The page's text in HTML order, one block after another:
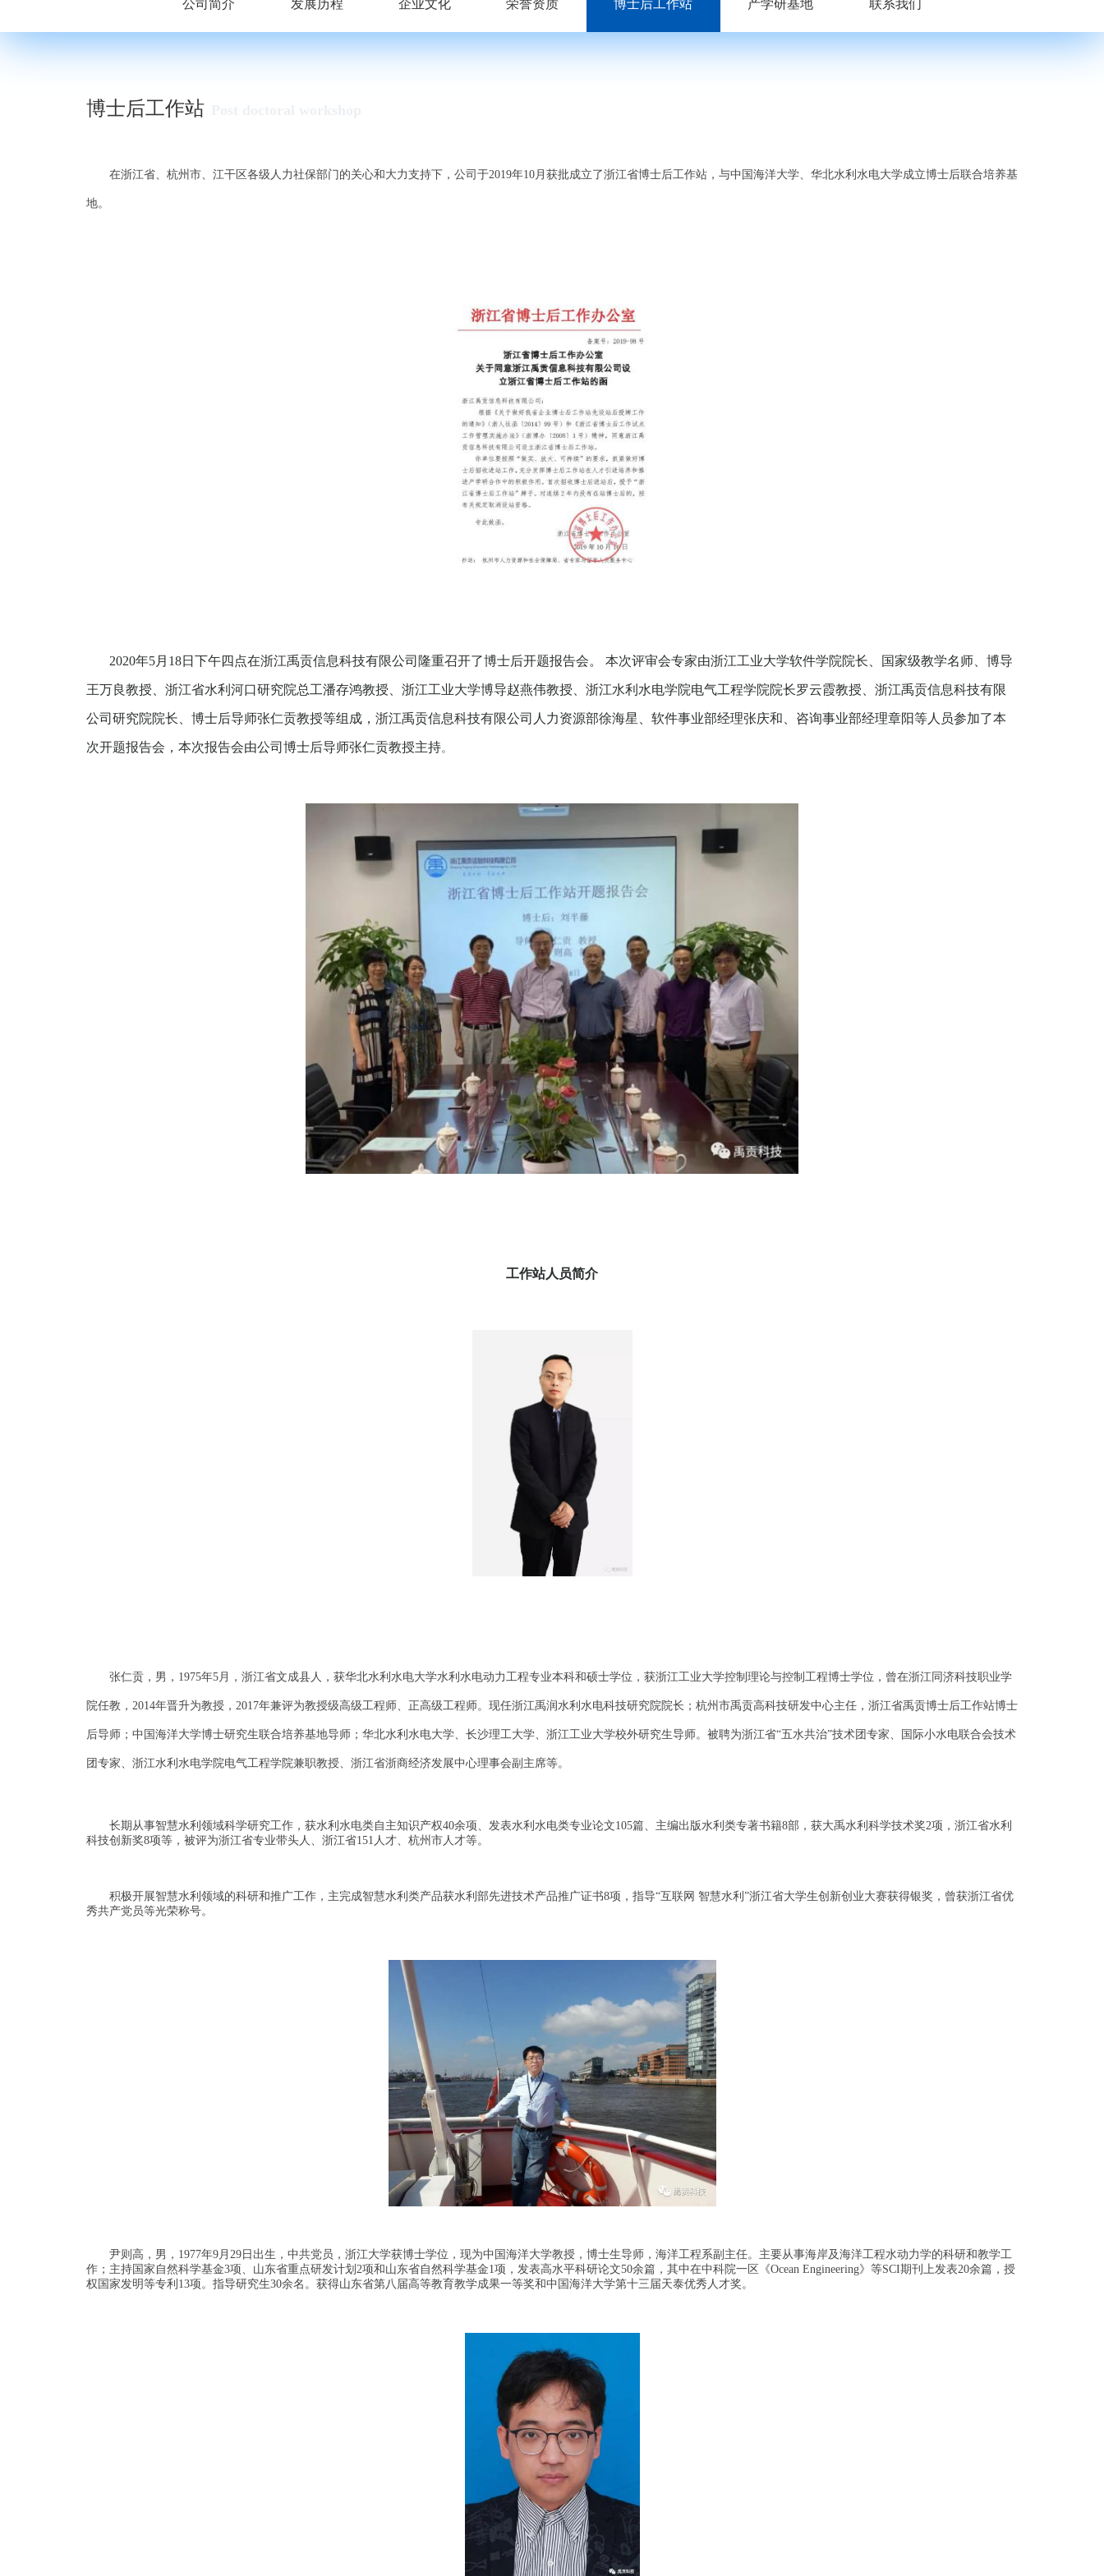
公司简介 发展历程 企业文化 荣誉资质 博士后工作站 产学研基地 联系我们
博士后工作站
在浙江省、杭州市、江干区各级人力社保部门的关心和大力支持下，公司于2019年10月获批成立了浙江省博士后工作站，与中国海洋大学、华北水利水电大学成立博士后联合培养基
地。
2020年5月18日下午四点在浙江禹贡信息科技有限公司隆重召开了博士后开题报告会。 本次评审会专家由浙江工业大学软件学院院长、国家级教学名师、博导
王万良教授、浙江省水利河口研究院总工潘存鸿教授、浙江工业大学博导赵燕伟教授、浙江水利水电学院电气工程学院院长罗云霞教授、浙江禹贡信息科技有限
公司研究院院长、博士后导师张仁贡教授等组成，浙江禹贡信息科技有限公司人力资源部徐海星、软件事业部经理张庆和、咨询事业部经理章阳等人员参加了本
次开题报告会，本次报告会由公司博士后导师张仁贡教授主持。
工作站人员简介
张仁贡，男，1975年5月，浙江省文成县人，获华北水利水电大学水利水电动力工程专业本科和硕士学位，获浙江工业大学控制理论与控制工程博士学位，曾在浙江同济科技职业学
院任教，2014年晋升为教授，2017年兼评为教授级高级工程师、正高级工程师。现任浙江禹润水利水电科技研究院院长；杭州市禹贡高科技研发中心主任，浙江省禹贡博士后工作站博士
后导师；中国海洋大学博士研究生联合培养基地导师；华北水利水电大学、长沙理工大学、浙江工业大学校外研究生导师。被聘为浙江省“五水共治”技术团专家、国际小水电联合会技术
团专家、浙江水利水电学院电气工程学院兼职教授、浙江省浙商经济发展中心理事会副主席等。
长期从事智慧水利领域科学研究工作，获水利水电类自主知识产权40余项、发表水利水电类专业论文105篇、主编出版水利类专著书籍8部，获大禹水利科学技术奖2项，浙江省水利
科技创新奖8项等，被评为浙江省专业带头人、浙江省151人才、杭州市人才等。
积极开展智慧水利领域的科研和推广工作，主完成智慧水利类产品获水利部先进技术产品推广证书8项，指导“互联网 智慧水利”浙江省大学生创新创业大赛获得银奖，曾获浙江省优
秀共产党员等光荣称号。
尹则高，男，1977年9月29日出生，中共党员，浙江大学获博士学位，现为中国海洋大学教授，博士生导师，海洋工程系副主任。主要从事海岸及海洋工程水动力学的科研和教学工
作；主持国家自然科学基金3项、山东省重点研发计划2项和山东省自然科学基金1项，发表高水平科研论文50余篇，其中在中科院一区《Ocean Engineering》等SCI期刊上发表20余篇，授
权国家发明等专利13项。指导研究生30余名。获得山东省第八届高等教育教学成果一等奖和中国海洋大学第十三届天泰优秀人才奖。